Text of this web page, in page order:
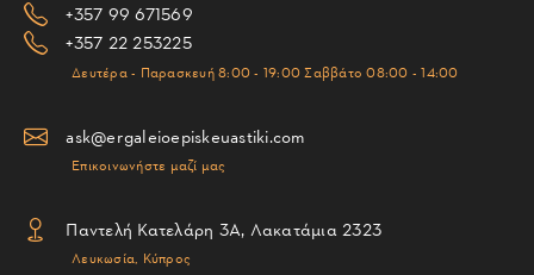
+357 99 671569
+357 22 253225
Δευτέρα - Παρασκευή 8:00 - 19:00 Σαββάτο 08:00 - 14:00
ask@ergaleioepiskeuastiki.com
Επικοινωνήστε μαζί μας
Παντελή Κατελάρη 3Α, Λακατάμια 2323
Λευκωσία, Κύπρος